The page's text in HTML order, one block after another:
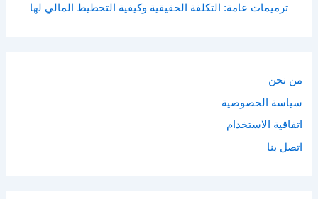
ترميمات عامة: التكلفة الحقيقية وكيفية التخطيط المالي لها
من نحن
سياسة الخصوصية
اتفاقية الاستخدام
اتصل بنا